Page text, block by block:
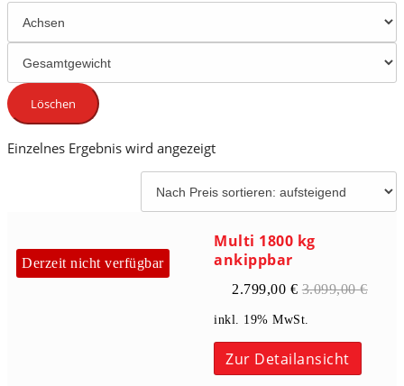
Löschen
Einzelnes Ergebnis wird angezeigt
Derzeit nicht verfügbar
Multi 1800 kg
ankippbar
2.799,00 € 3.099,00 €
inkl. 19% MwSt.
Zur Detailansicht